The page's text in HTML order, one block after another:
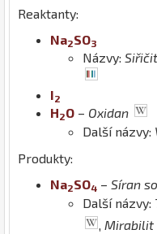
Reaktanty:
Na2SO3
Názvy:
I2
H2O – Oxidan
Další názvy:
Produkty:
Na2SO4 – Síran
Další názvy:
,Mirabilit